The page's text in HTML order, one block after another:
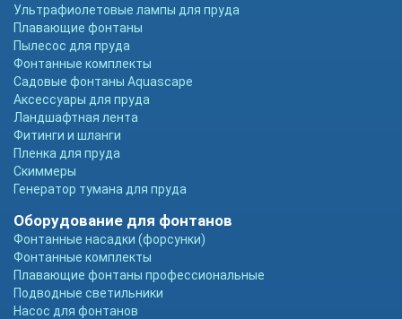
Ультрафиолетовые лампы для пруда
Плавающие фонтаны
Пылесос для пруда
Фонтанные комплекты
Садовые фонтаны Aquascape
Аксессуары для пруда
Ландшафтная лента
Фитинги и шланги
Пленка для пруда
Скиммеры
Генератор тумана для пруда
Оборудование для фонтанов
Фонтанные насадки (форсунки)
Фонтанные комплекты
Плавающие фонтаны профессиональные
Подводные светильники
Насос для фонтанов